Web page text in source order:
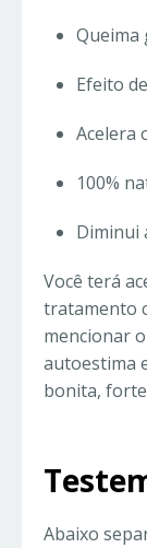
Queima
Efeito
Acelera
100%
Diminui
Você terá
tratamento
mencionar
autoestima
bonita,
Abaixo